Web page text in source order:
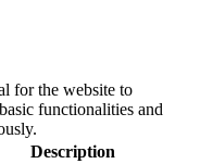
for the website to
functionalities and
Description